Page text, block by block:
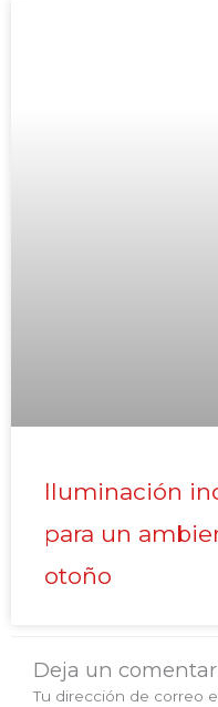
Iluminación
para un
otoño
Deja un
Tu dirección de correo